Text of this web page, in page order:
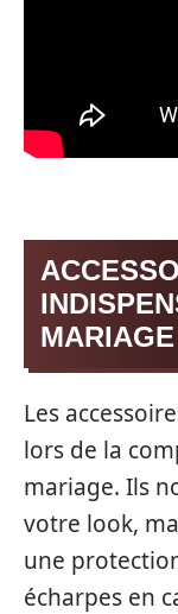
Les
lors de la
mariage. Ils
votre look,
une
écharpes en